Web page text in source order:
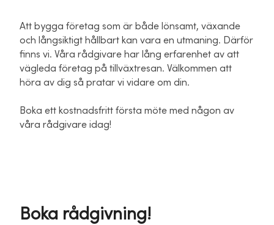
Att bygga företag som är både lönsamt, växande
och långsiktigt hållbart kan vara en utmaning. Därför
finns vi. Våra rådgivare har lång erfarenhet av att
vägleda företag på tillväxtresan. Välkommen att
höra av dig så pratar vi vidare om din.
Boka ett kostnadsfritt första möte med någon av
våra rådgivare idag!
Boka rådgivning!